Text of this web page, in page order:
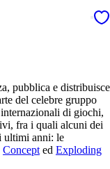
pubblica e distribuisce
del celebre gruppo
di giochi,
fra i quali alcuni dei
ultimi anni: le
Concept ed Exploding